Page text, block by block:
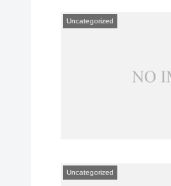
Uncategorized
Uncategorized